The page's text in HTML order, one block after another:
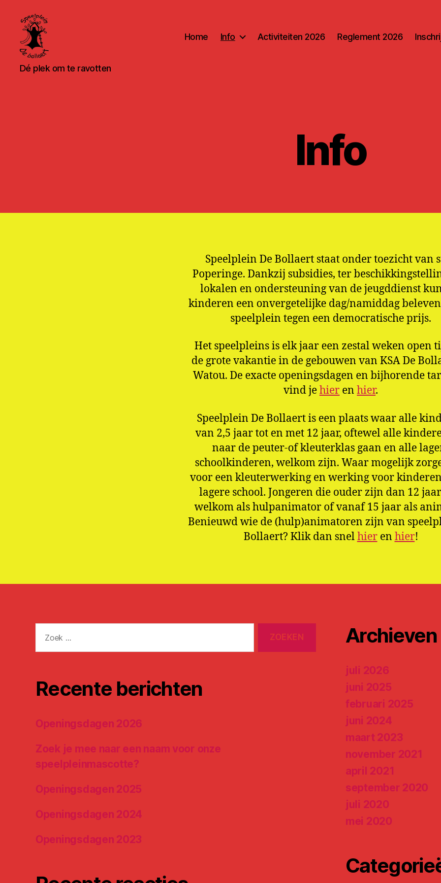
Speelpleinwerking
De
Dé plek om te ravotten
Home Info Activiteiten 2026 Reglement 2026
Info
Speelplein De Bollaert staat onder toezicht van
Poperinge. Dankzij subsidies, ter
lokalen en ondersteuning van de jeugddienst
kinderen een onvergetelijke dag/namiddag
speelplein tegen een democratische prijs.
Het speelpleins is elk jaar een zestal weken open
de grote vakantie in de gebouwen van KSA De
Watou. De exacte openingsdagen en bijhorende
vind jehier en hier.
Speelplein De Bollaert is een plaats waar alle
van 2,5 jaar tot en met 12 jaar, oftewel alle
naar de peuter-of kleuterklas gaan en alle
schoolkinderen, welkom zijn. Waar mogelijk
voor een kleuterwerking en werking voor
lagere school. Jongeren die ouder zijn dan 12
welkom als hulpanimator of vanaf 15 jaar als
Benieuwd wie de (hulp)animatoren zijn van
Bollaert? Klik dan snelhieren hier!
naar:
Recente berichten
Openingsdagen 2026
Zoek je mee naar een naam voor onze
speelpleinmascotte?
Openingsdagen 2025
Openingsdagen 2024
Openingsdagen 2023
Archieven
juli 2026
juni 2025
februari 2025
juni 2024
maart 2023
november 2021
april 2021
september 2020
juli 2020
mei 2020